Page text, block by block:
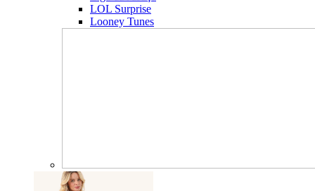
LOL Surprise
Looney Tunes